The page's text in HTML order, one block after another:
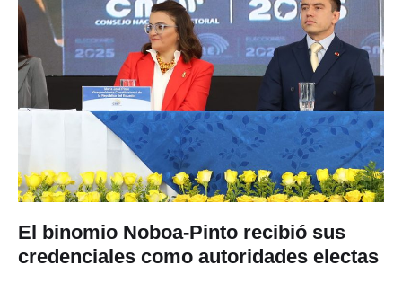
credenciales como autoridades electas